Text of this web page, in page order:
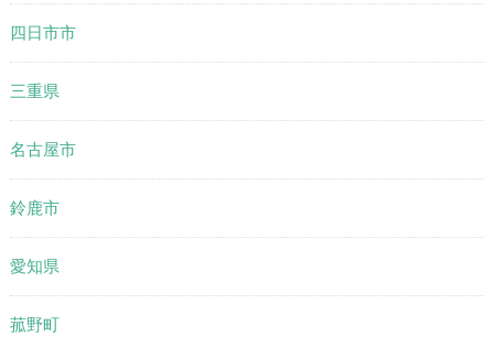
四日市市
三重県
名古屋市
鈴鹿市
愛知県
菰野町